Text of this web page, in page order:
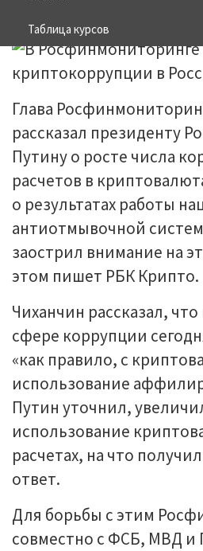
Таблица курсов
Глава
рассказал президенту
Путину о росте числа
расчетов в
о результатах работы
антиотмывочной
заострил внимание на
этом пишет РБК Крипто.
Чиханчин рассказал,
сфере коррупции
«как правило, с
использование
Путин уточнил,
использование
расчетах, на что
ответ.
Для борьбы с этим
совместно с ФСБ, МВД и